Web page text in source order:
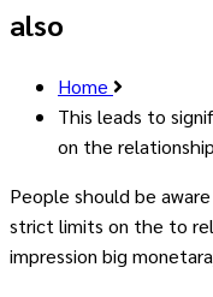
also
Home
This leads to
on the
People should be
strict limits on the to
impression big